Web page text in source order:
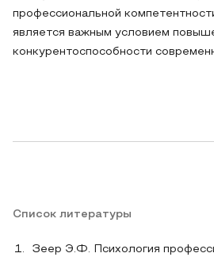
профессиональной
является важным условием
конкурентоспособности
Список литературы
Зеер Э.Ф. Психология